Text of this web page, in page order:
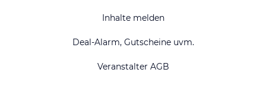
Inhalte melden
Deal-Alarm, Gutscheine uvm.
Veranstalter AGB